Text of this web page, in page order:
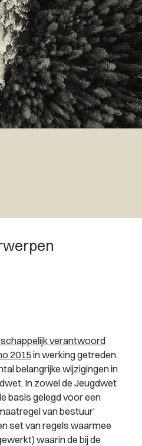
verantwoord
2015in werking getreden.
belangrijke wijzigingen in
In zowel de Jeugdwet
basis gelegd voor een
van bestuur’
set van regels waarmee
waarin de bij de